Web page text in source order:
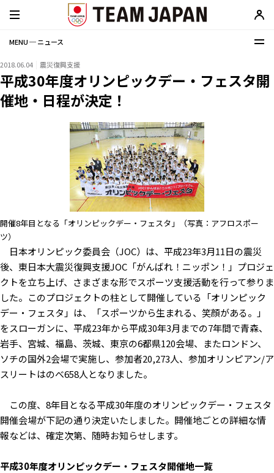
MENU ─ ニュース
2018.06.04 震災復興支援
平成30年度オリンピックデー・フェスタ開
催地・日程が決定！
開催8年目となる「オリンピックデー・フェスタ」（写真：アフロスポー
ツ）
日本オリンピック委員会（JOC）は、平成23年3月11日の震災
後、東日本大震災復興支援JOC「がんばれ！ニッポン！」プロジェ
クトを立ち上げ、さまざまな形でスポーツ支援活動を行って参りま
した。このプロジェクトの柱として開催している「オリンピック
デー・フェスタ」は、「スポーツから生まれる、笑顔がある。」
をスローガンに、平成23年から平成30年3月までの7年間で青森、
岩手、宮城、福島、茨城、東京の6都県120会場、またロンドン、
ソチの国外2会場で実施し、参加者20,273人、参加オリンピアン/ア
スリートはのべ658人となりました。
この度、8年目となる平成30年度のオリンピックデー・フェスタ
開催会場が下記の通り決定いたしました。開催地ごとの詳細な情
報などは、確定次第、随時お知らせします。
平成30年度オリンピックデー・フェスタ開催地一覧